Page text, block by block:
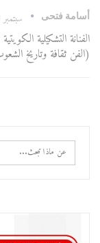
أسامة فتحى سبتمبر 8, 2023
الفنانة التشكيلية
(الفن ثقافة وتاريخ